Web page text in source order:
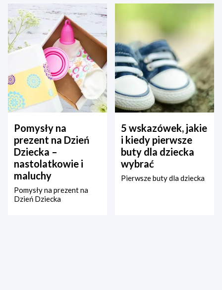
Pomysły na
prezent na Dzień
Dziecka –
nastolatkowie i
maluchy
Pomysły na prezent na
Dzień Dziecka
5 wskazówek, jakie
i kiedy pierwsze
buty dla dziecka
wybrać
Pierwsze buty dla dziecka